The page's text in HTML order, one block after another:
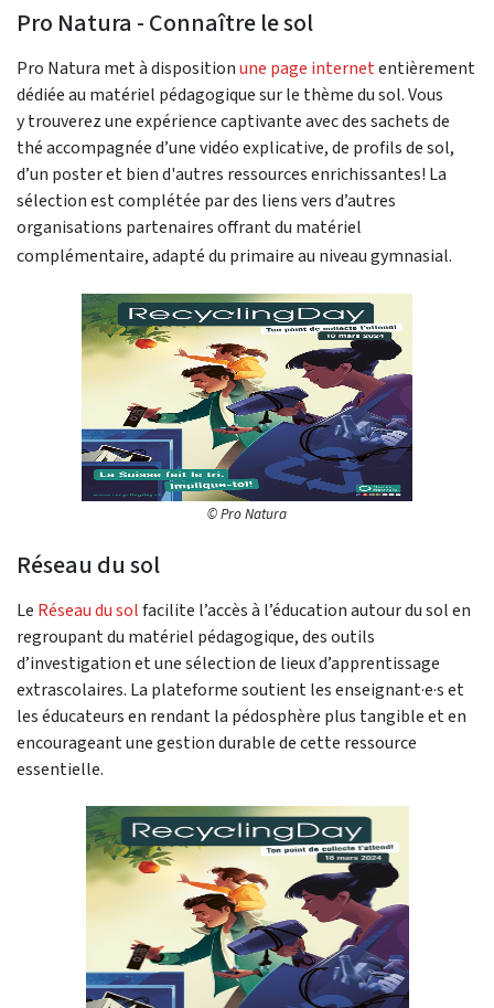
Pro Natura - Connaître le sol
Pro Natura met à dispositionune page internetentièrement
dédiée au matériel pédagogique sur le thème du sol. Vous
y trouverez une expérience captivante avec des sachets de
thé accompagnée d’une vidéo explicative, de profils de sol,
d’un poster et bien d'autres ressources enrichissantes! La
sélection est complétée par des liens vers d’autres
organisations partenaires offrant du matériel
complémentaire, adapté du primaire au niveau gymnasial.
© Pro Natura
Réseau du sol
Le Réseau du solfacilite l’accès à l’éducation autour du sol en
regroupant du matériel pédagogique, des outils
d’investigation et une sélection de lieux d’apprentissage
extrascolaires. La plateforme soutient les enseignant·e·s et
les éducateurs en rendant la pédosphère plus tangible et en
encourageant une gestion durable de cette ressource
essentielle.